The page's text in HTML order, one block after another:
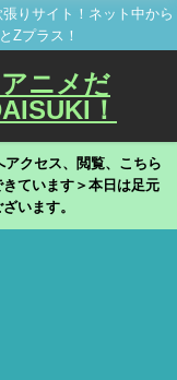
りサイト！ネット中から
Zプラス！
ニメだ
！
クセス、閲覧、こちら
ています＞本日は足元
います。